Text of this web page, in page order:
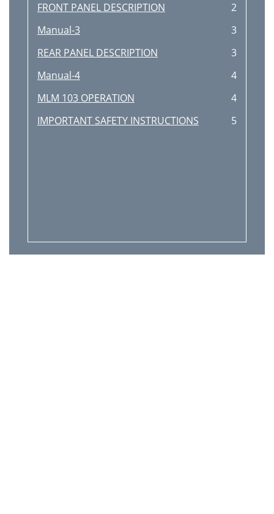
FRONT PANEL DESCRIPTION
2
Manual-3
3
REAR PANEL DESCRIPTION
3
Manual-4
4
MLM 103 OPERATION
4
IMPORTANT SAFETY INSTRUCTIONS
5